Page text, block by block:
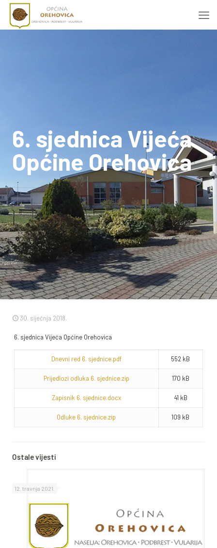
6. sjednica Vijeća
Općine Orehovica
30. siječnja 2018.
6. sjednica Vijeća Općine Orehovica
Dnevni red 6. sjednice.pdf 552 kB
Prijedlozi odluka 6. sjednice.zip 170 kB
Zapisnik 6. sjednice.docx 41 kB
Odluke 6. sjednice.zip 109 kB
Ostale vijesti
12. travnja 2021.